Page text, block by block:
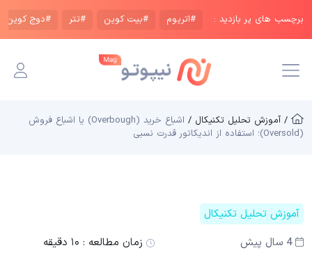
برچسب های پر بازدید : #اتریوم #بیت کوین #تتر #دوج کوین
/ آموزش تحلیل تکنیکال /
اشباع خرید (Overbough) یا اشباع فروش
(Oversold)؛ استفاده از اندیکاتور قدرت نسبی
آموزش تحلیل تکنیکال
4 سال پیش
زمان مطالعه : ۱۰ دقیقه